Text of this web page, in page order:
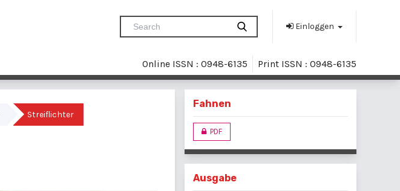
Einloggen
Online ISSN : 0948-6135 Print ISSN : 0948-6135
Streiflichter
Fahnen
PDF
Ausgabe